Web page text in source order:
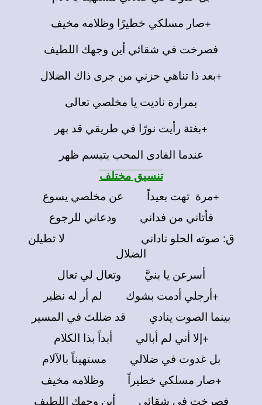
+صار مسلكي خطيرًا وظلامه مخيف
فصرخت في شقائي أين وجهك اللطيف
+بعد ذا تناهي حزني من جرى ذاك الضلال
بمرارة ناديت يا مخلصي تعالى
+بغتة رأيت نورًا في طريقي قد بهر
عندما الفادى المحب بتبسم ظهر
تنسيق مختلف
+مرة تهت بعيداً عن مخلصي يسوع
فأتاني من فداني ودعاني للرجوع
ق: صوته الحلو ناداني لا تطيلن
الضلال
أسرعن يا بنيَّ وتعال لي تعال
+أرجلي أدمت بشوك لم أر له نظير
بينما الصوت ينادي قد ضللتَ في المسير
+إلا أني لم أبالي أبداً بذا الكلام
بل غدوت في ضلالي مستهيناً بالآلام
+صار مسلكي خطيراً وظلامه مخيف
فصرخت في شقائي أين وجهك اللطيف